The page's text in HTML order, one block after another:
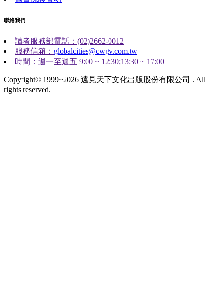
聯絡我們
讀者服務部電話：(02)2662-0012
服務信箱： globalcities@cwgv.com.tw
時間：週一至週五 9:00 ~ 12:30;13:30 ~ 17:00
Copyright© 1999~2026 遠見天下文化出版股份有限公司 . All
rights reserved.